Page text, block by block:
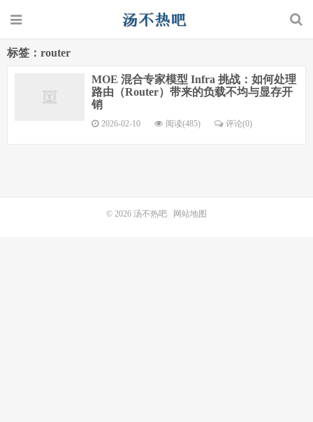
标签：router
MOE 混合专家模型 Infra 挑战：如何处理
路由（Router）带来的负载不均与显存开
销
2026-02-10 阅读(485) 评论(0)
© 2026 汤不热吧 网站地图